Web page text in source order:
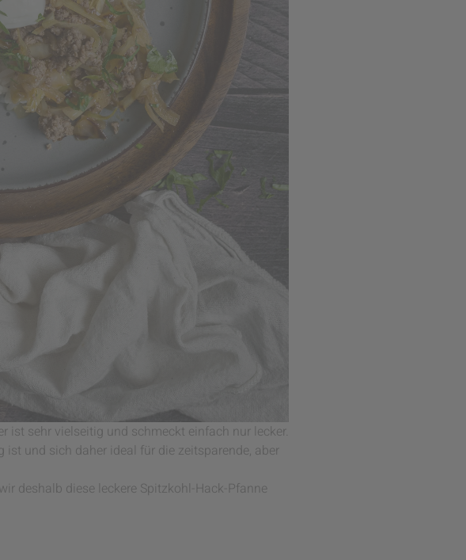
sehr vielseitig und schmeckt einfach nur lecker.
und sich daher ideal für die zeitsparende, aber
deshalb diese leckere Spitzkohl-Hack-Pfanne